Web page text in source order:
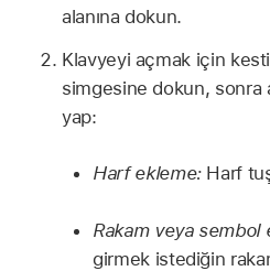
alanına dokun.
Klavyeyi açmak için
simgesine dokun, sonra
yap:
Harf ekleme:Harf
Rakam veya sembol
girmek istediğin